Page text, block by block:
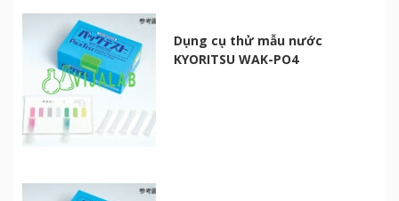
Dụng cụ thử mẫu nước
KYORITSU WAK-PO4